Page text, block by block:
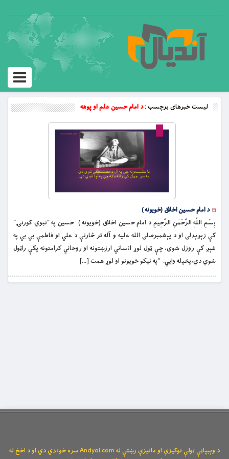
Toggle
لیست خبرهای برچسب :د امام حسين علم او پوهه
د امام حسين اخلاق (خويونه )
بِسْمِ اللَّهِ الرَّحْمَنِ الرَّحِيمِ د امام حسين اخلاق (خويونه ) حسين په “نبوي كورنۍ”
كې زېږېدلى او د پېغمبرصلى الله عليه و آله تر څارنې د علي او فاطمې بي بي په
غېږ كې روزل شوى، چې ټول لوړ انساني ارزښتونه او روحاني كرامتونه پكې راټول
شوي دي،پخپله وايي: “په نيكو خويونو او لوړ همت […]
د وېبپاڼې ټولې توکیزې او مانیزې رښتې له Andyal.com سره خوندي دي او د اخځ له